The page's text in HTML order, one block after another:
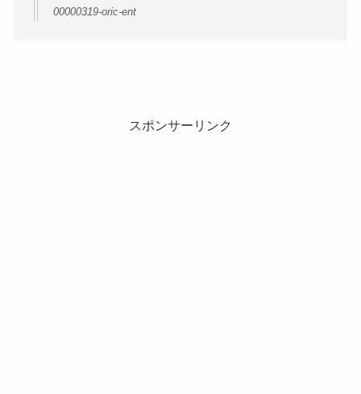
00000319-oric-ent
スポンサーリンク